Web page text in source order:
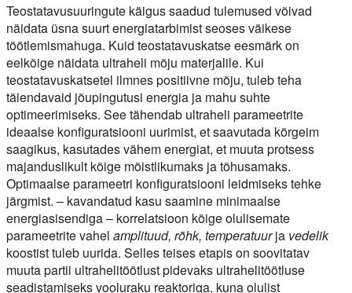
Teostatavusuuringute käigus saadud tulemused võivad
näidata üsna suurt energiatarbimist seoses väikese
töötlemismahuga. Kuid teostatavuskatse eesmärk on
eelkõige näidata ultraheli mõju materjalile. Kui
teostatavuskatsetel ilmnes positiivne mõju, tuleb teha
täiendavaid jõupingutusi energia ja mahu suhte
optimeerimiseks. See tähendab ultraheli parameetrite
ideaalse konfiguratsiooni uurimist, et saavutada kõrgeim
saagikus, kasutades vähem energiat, et muuta protsess
majanduslikult kõige mõistlikumaks ja tõhusamaks.
Optimaalse parameetri konfiguratsiooni leidmiseks tehke
järgmist. – kavandatud kasu saamine minimaalse
energiasisendiga – korrelatsioon kõige olulisemate
parameetrite vahel amplituud, rõhk, temperatuurja vedelik
koostist tuleb uurida. Selles teises etapis on soovitatav
muuta partii ultrahelitöötlust pidevaks ultrahelitöötluse
seadistamiseks vooluraku reaktoriga, kuna olulist